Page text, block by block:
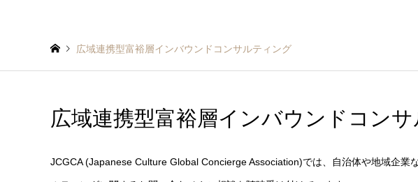
広域連携型富裕層インバウンドコンサルティング
広域連携型富裕層インバウンドコン
JCGCA (Japanese Culture Global Concierge Association)では、自治体や地域企業